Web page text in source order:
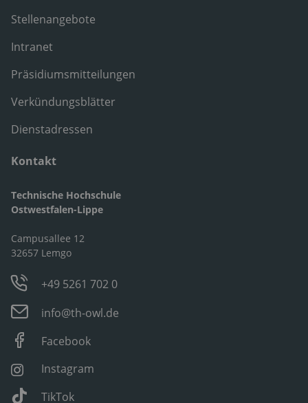
Stellenangebote
Intranet
Präsidiumsmitteilungen
Verkündungsblätter
Dienstadressen
Kontakt
Technische Hochschule
Ostwestfalen-Lippe
Campusallee 12
32657 Lemgo
+49 5261 702 0
info@th-owl.de
Facebook
Instagram
TikTok